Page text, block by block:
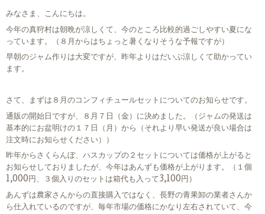
みなさま、こんにちは。
今年の真狩村は朝晩が涼しくて、今のところ比較的過ごしやすい夏にな
っています。（８月からはちょっと暑くなりそうな予報ですが）
早朝のジャム作りは大変ですが、昨年よりはだいぶ涼しくて助かってい
ます。
さて、まずは８月のコンフィチュールセットについてのお知らせです。
通販の開始日ですが、８月７日（金）に決めました。（ジャムの発送は
基本的にお盆明けの１７日（月）から（それより早い発送が良い場合は
注文時にお知らせください））
昨年からさくらんぼ、ハスカップの２セットについては価格が上がると
お知らせしておりましたが、今年はあんずも価格が上がります。（１個
1,000円、３個入りのセットは箱代も入って3,100円）
あんずは農家さんからの直接購入ではなく、長野の青果卸の業者さんか
ら仕入れているのですが、毎年市場の価格にかなり左右されていて、今